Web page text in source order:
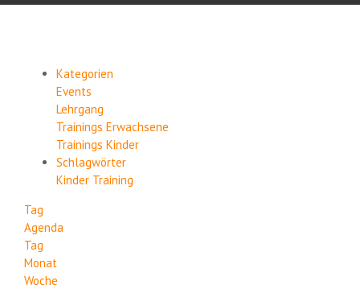
Kategorien
Events
Lehrgang
Trainings Erwachsene
Trainings Kinder
Schlagwörter
Kinder Training
Tag
Agenda
Tag
Monat
Woche